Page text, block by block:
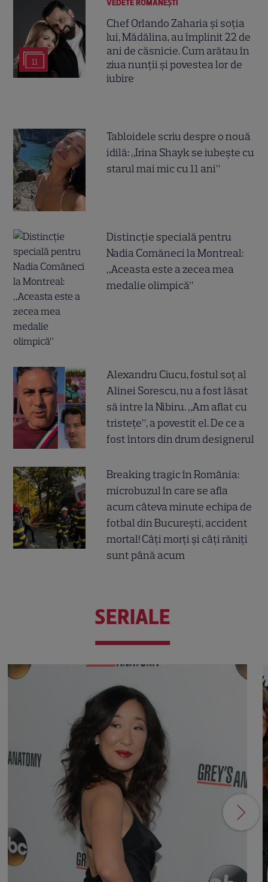
11
VEDETE ROMÂNEŞTI
Chef Orlando Zaharia și soția
lui, Mădălina, au împlinit 22 de
ani de căsnicie. Cum arătau în
ziua nunții și povestea lor de
iubire
Tabloidele scriu despre o nouă
idilă: „Irina Shayk se iubește cu
starul mai mic cu 11 ani”
Distincție specială pentru
Nadia Comăneci la Montreal:
„Aceasta este a zecea mea
medalie olimpică”
Alexandru Ciucu, fostul soț al
Alinei Sorescu, nu a fost lăsat
să intre la Nibiru. „Am aflat cu
tristețe”, a povestit el. De ce a
fost întors din drum designerul
Breaking tragic în România:
microbuzul în care se afla
acum câteva minute echipa de
fotbal din București, accident
mortal! Câți morți și câți răniți
sunt până acum
SERIALE